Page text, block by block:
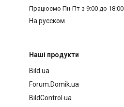
Працюємо Пн-Пт з 9:00 до 18:00
На русском
Наші продукти
Bild.ua
Forum.Domik.ua
BildControl.ua